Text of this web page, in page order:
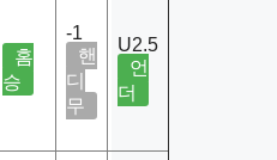
홈
승
-1
핸
디
무
U2.5
언
더